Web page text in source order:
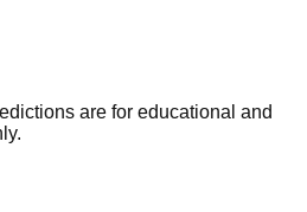
are for educational and